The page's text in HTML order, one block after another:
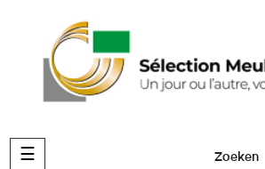
Toggle
☰ Zoeken